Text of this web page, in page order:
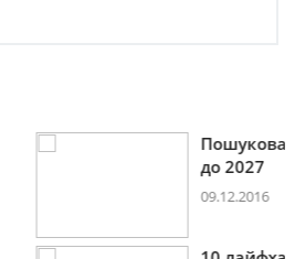
строка зникне